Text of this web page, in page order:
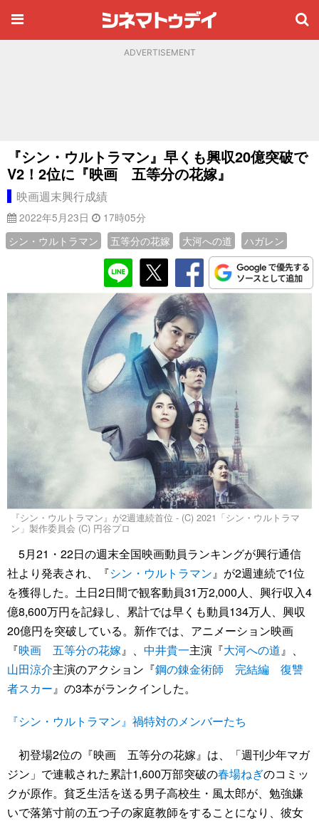
ADVERTISEMENT
『シン・ウルトラマン』早くも興収20億突破で
V2！2位に『映画 五等分の花嫁』
映画週末興行成績
2022年5月23日
17時05分
シン・ウルトラマン
五等分の花嫁 大河への道 ハガレン
『シン・ウルトラマン』が2週連続首位 - (C) 2021「シン・ウルトラマ
ン」製作委員会 (C) 円谷プロ
5月21・22日の週末全国映画動員ランキングが興行通信
社より発表され、『シン・ウルトラマン』が2週連続で1位
を獲得した。土日2日間で観客動員31万2,000人、興行収入4
億8,600万円を記録し、累計では早くも動員134万人、興収
20億円を突破している。新作では、アニメーション映画
『映画 五等分の花嫁』、 中井貴一主演『大河への道』、
山田涼介主演のアクション『鋼の錬金術師 完結編 復讐
者スカー』の3本がランクインした。
『シン・ウルトラマン』禍特対のメンバーたち
初登場2位の『映画 五等分の花嫁』は、「週刊少年マガ
ジン」で連載された累計1,600万部突破の春場ねぎのコミッ
クが原作。貧乏生活を送る男子高校生・風太郎が、勉強嫌
いで落第寸前の五つ子の家庭教師をすることになり、彼女